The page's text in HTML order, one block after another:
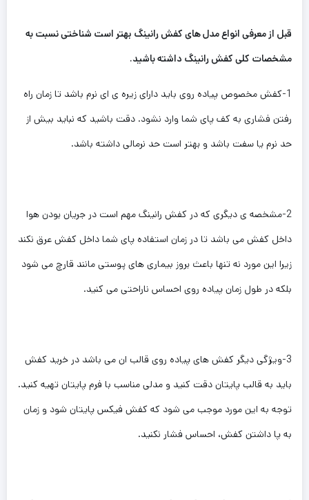
قبل از معرفی انواع مدل های کفش رانینگ بهتر است شناختی نسبت به
مشخصات کلی کفش رانینگ داشته باشید.
1-کفش مخصوص پیاده روی باید دارای زیره ی ای نرم باشد تا زمان راه
رفتن فشاری به کف پای شما وارد نشود. دقت باشید که نباید بیش از
حد نرم یا سفت باشد و بهتر است حد نرمالی داشته باشد.
2-مشخصه ی دیگری که در کفش رانینگ مهم است در جریان بودن هوا
داخل کفش می باشد تا در زمان استفاده پای شما داخل کفش عرق نکند
زیرا این مورد نه تنها باعث بروز بیماری های پوستی مانند قارچ ‌می شود
بلکه در طول زمان پیاده روی احساس ناراحتی می کنید.
3-ویژگی دیگر کفش های پیاده روی قالب ان‌ می باشد در خرید کفش
باید به قالب پایتان دقت کنید و مدلی مناسب با فرم‌ پایتان تهیه کنید.
توجه به این ‌مورد موجب می شود که کفش فیکس پایتان شود و زمان
به پا داشتن کفش، احساس فشار نکنید.